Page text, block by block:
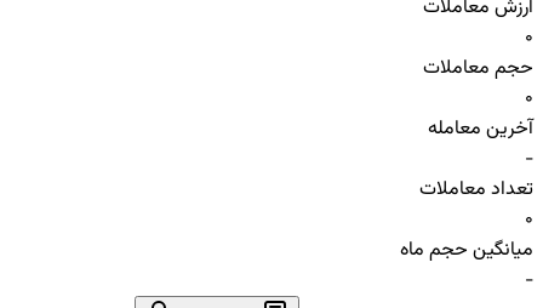
ارزش معاملات
0
حجم معاملات
0
آخرین معامله
-
تعداد معاملات
0
میانگین حجم ماه
-